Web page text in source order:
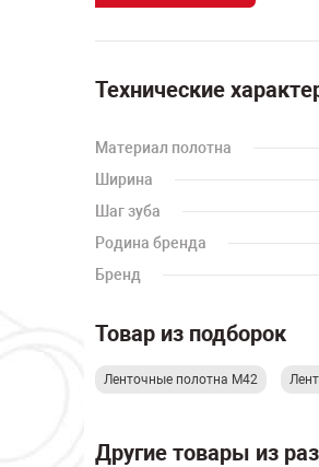
Технические
Материал полотна
Ширина
Шаг зуба
Родина бренда
Бренд
Товар из подборок
Ленточные полотна М42
Другие товары из